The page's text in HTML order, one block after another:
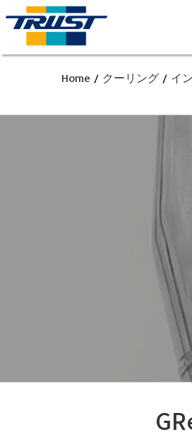
Home / クーリング / イ